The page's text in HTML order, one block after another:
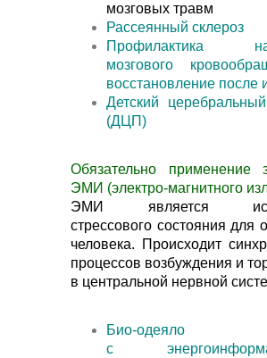
мозговых травм
Рассеянный склероз
Профилактика
мозгового
восстановление после
Детский
(ДЦП)
Обязательно применение
ЭМИ (электро-магнитного
ЭМИ является
стрессового состояния для
человека. Происходит
процессов возбуждения и
в центральной нервной
Био-одеяло
с